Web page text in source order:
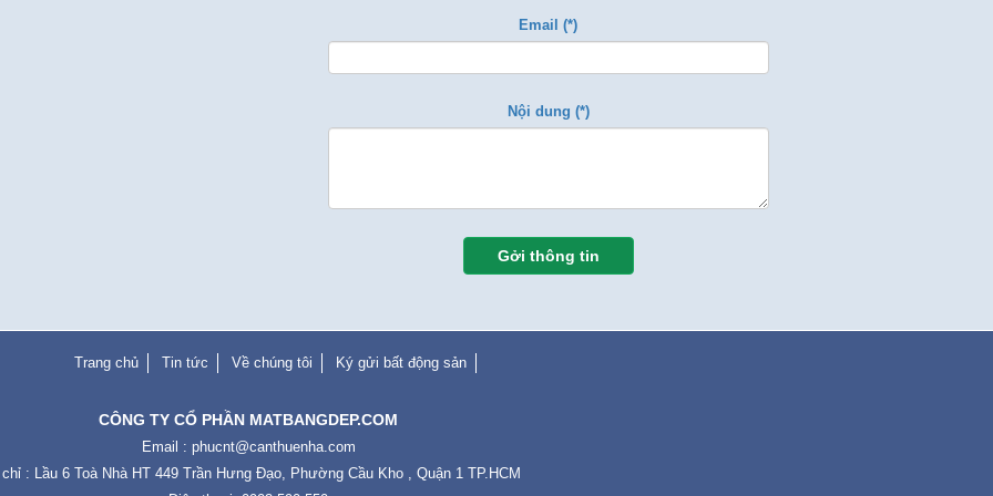
Email (*)
Nội dung (*)
Gởi thông tin
Trang chủ Tin tức Về chúng tôi Ký gửi bất động sản
CÔNG TY CỔ PHẦN MATBANGDEP.COM
Email : phucnt@canthuenha.com
: Lầu 6 Toà Nhà HT 449 Trần Hưng Đạo, Phường Cầu Kho , Quận 1 TP.HCM